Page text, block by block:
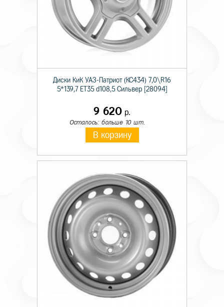
Диски КиК УАЗ-Патриот (КС434) 7,0\R16
5*139,7 ET35 d108,5 Сильвер [28094]
9 620 р.
Осталось: больше 10 шт.
В корзину